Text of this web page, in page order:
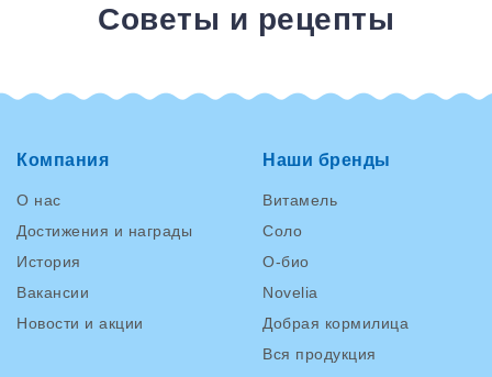
Советы и рецепты
Компания
О нас
Достижения и награды
История
Вакансии
Новости и акции
Наши бренды
Витамель
Соло
О-био
Novelia
Добрая кормилица
Вся продукция